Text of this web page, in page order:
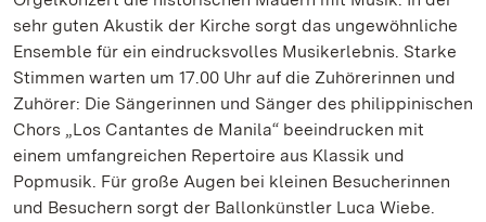
sehr guten Akustik der Kirche sorgt das ungewöhnliche
Ensemble für ein eindrucksvolles Musikerlebnis. Starke
Stimmen warten um 17.00 Uhr auf die Zuhörerinnen und
Zuhörer: Die Sängerinnen und Sänger des philippinischen
Chors „Los Cantantes de Manila“ beeindrucken mit
einem umfangreichen Repertoire aus Klassik und
Popmusik. Für große Augen bei kleinen Besucherinnen
und Besuchern sorgt der Ballonkünstler Luca Wiebe.